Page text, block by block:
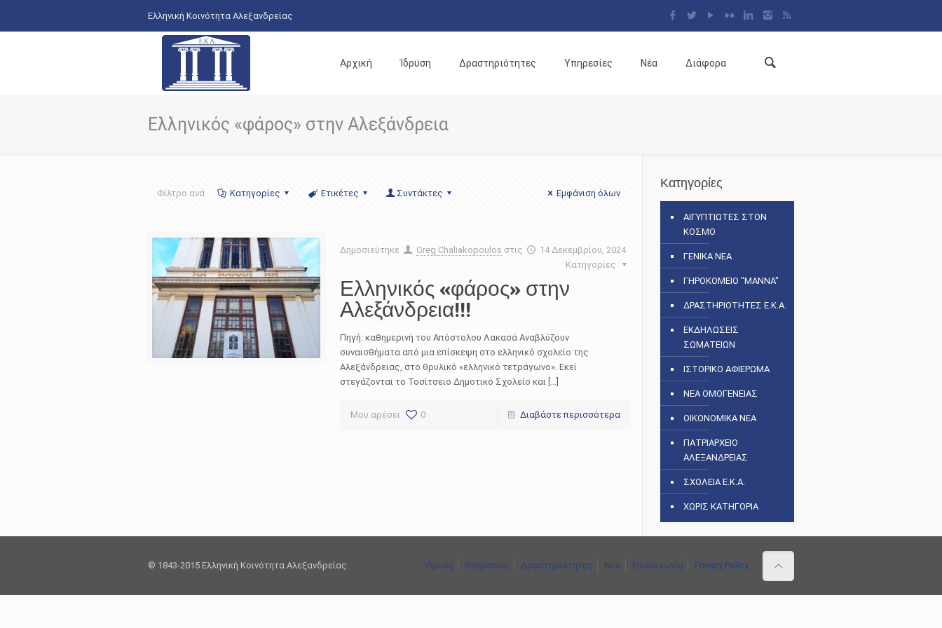
Ελληνική Κοινότητα Αλεξανδρείας
Αρχική Ίδρυση Δραστηριότητες Υπηρεσίες Νέα Διάφορα
Ελληνικός «φάρος» στην Αλεξάνδρεια
Φίλτρο ανά Κατηγορίες Ετικέτες Συντάκτες Εμφάνιση όλων
Δημοσιεύτηκε Greg Chaliakopoulos στις
14 Δεκεμβρίου, 2024
Κατηγορίες
Ελληνικός «φάρος» στην
Αλεξάνδρεια!!!
Πηγή: καθημερινή του Απόστολου Λακασά Αναβλύζουν
συναισθήματα από μια επίσκεψη στο ελληνικό σχολείο της
Αλεξάνδρειας, στο θρυλικό «ελληνικό τετράγωνο». Εκεί
στεγάζονται το Τοσίτσειο Δημοτικό Σχολείο και […]
Μου αρέσει 0 Διαβάστε περισσότερα
Κατηγορίες
ΑΙΓΥΠΤΙΩΤΕΣ ΣΤΟΝ
ΚΟΣΜΟ
ΓΕΝΙΚΑ ΝΕΑ
ΓΗΡΟΚΟΜΕΙΟ "ΜΑΝΝΑ"
ΔΡΑΣΤΗΡΙΟΤΗΤΕΣ Ε.Κ.Α.
ΕΚΔΗΛΩΣΕΙΣ
ΣΩΜΑΤΕΙΩΝ
ΙΣΤΟΡΙΚΟ ΑΦΙΕΡΩΜΑ
ΝΕΑ ΟΜΟΓΕΝΕΙΑΣ
ΟΙΚΟΝΟΜΙΚΑ ΝΕΑ
ΠΑΤΡΙΑΡΧΕΙΟ
ΑΛΕΞΑΝΔΡΕΙΑΣ
ΣΧΟΛΕΙΑ Ε.Κ.Α.
ΧΩΡΙΣ ΚΑΤΗΓΟΡΙΑ
© 1843-2015 Ελληνική Κοινότητα Αλεξανδρείας Ίδρυση Υπηρεσίες Δραστηριότητες Νέα Επικοινωνία Privacy Policy